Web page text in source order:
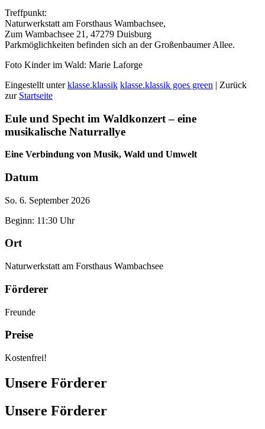
Treffpunkt:
Naturwerkstatt am Forsthaus Wambachsee,
Zum Wambachsee 21, 47279 Duisburg
Parkmöglichkeiten befinden sich an der Großenbaumer Allee.
Foto Kinder im Wald: Marie Laforge
Eingestellt unterklasse.klassik klasse.klassik goes green | Zurück
zur Startseite
Eule und Specht im Waldkonzert – eine
musikalische Naturrallye
Eine Verbindung von Musik, Wald und Umwelt
Datum
So. 6. September 2026
Beginn: 11:30 Uhr
Ort
Naturwerkstatt am Forsthaus Wambachsee
Förderer
Freunde
Preise
Kostenfrei!
Unsere Förderer
Unsere Förderer